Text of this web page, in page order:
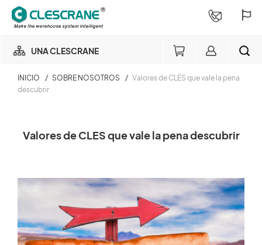
UNA CLESCRANE
Consulta de pedido
Login
NUESTRO NEGOCIO
SOBRE NOSOTROS
INICIO / SOBRE NOSOTROS / Valores de CLES que vale la pena
descubrir
Valores de CLES que vale la pena descubrir